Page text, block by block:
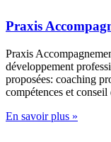
Praxis
Praxis
développement
proposées: coaching
compétences et
En savoir plus »